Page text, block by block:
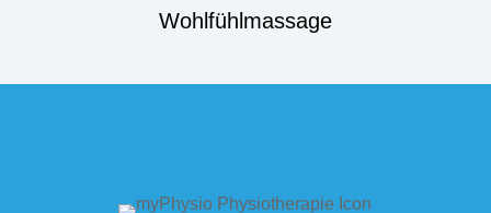
Wohlfühlmassage